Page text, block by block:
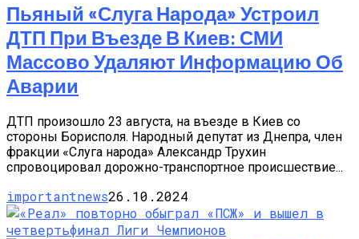
Пьяный «слуга Народа» Устроил
ДТП При Въезде В Киев: СМИ
Массово Удаляют Информацию Об
Аварии
ДТП произошло 23 августа, на въезде в Киев со
стороны Борисполя. Народный депутат из Днепра, член
фракции «Слуга народа» Александр Трухин
спровоцировал дорожно-транспортное происшествие...
importantnews26.10.2024